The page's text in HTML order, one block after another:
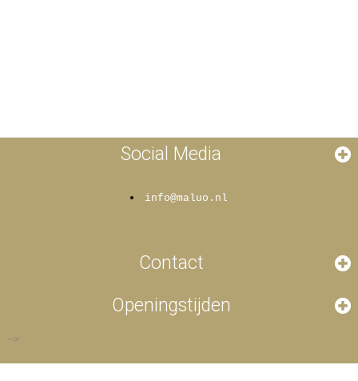
Social Media
info@maluo.nl
Contact
Openingstijden
-->